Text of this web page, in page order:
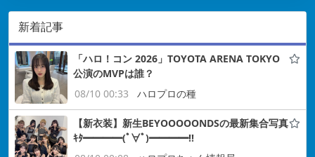
新着記事
「ハロ！コン 2026」TOYOTA ARENA TOKYO
公演のMVPは誰？
08/10 00:33
ハロプロの種
【新衣装】新生BEYOOOOONDSの最新集合写真
ｷﾀ━━━━(ﾟ∀ﾟ)━━━━!!